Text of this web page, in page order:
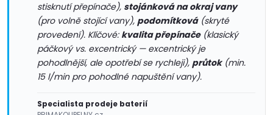
stisknutí přepínače), stojánková na okraj vany
(pro volně stojící vany), podomítková(skryté
provedení). Klíčové: kvalita přepínače(klasický
páčkový vs. excentrický — excentrický je
pohodlnější, ale opotřebí se rychleji), průtok(min.
15 l/min pro pohodlné napuštění vany).
Specialista prodeje baterií